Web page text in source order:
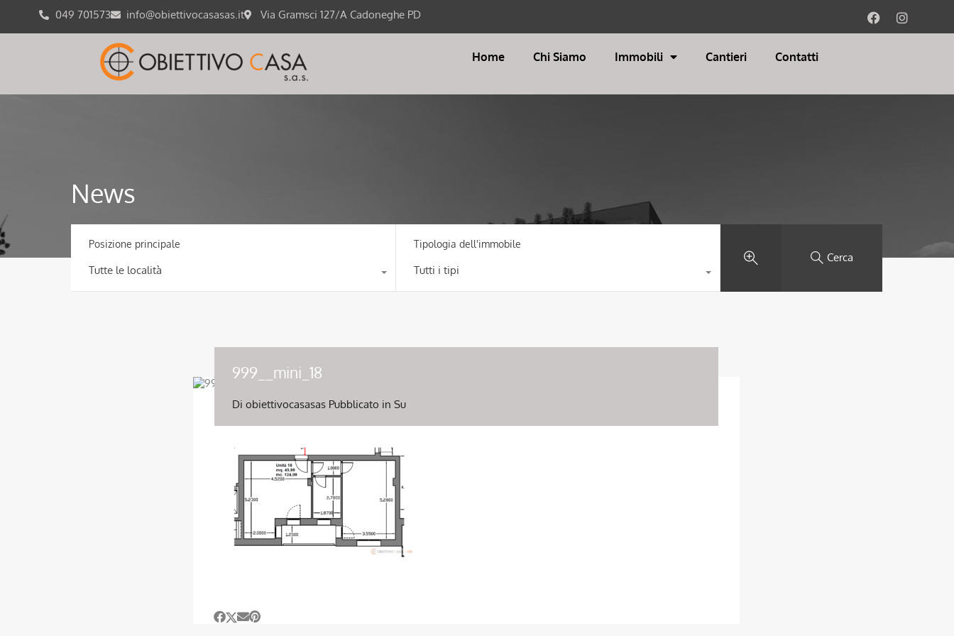
049 701573 info@obiettivocasasas.it Via Gramsci 127/A Cadoneghe PD
Home Chi Siamo Immobili Cantieri Contatti
News
Posizione principale
Tutte le località
Tipologia dell'immobile
Tutti i tipi
Cerca
999__mini_18
Di obiettivocasasasPubblicato in Su